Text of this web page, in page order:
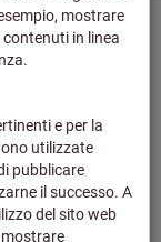
darin,
Seiten
eine